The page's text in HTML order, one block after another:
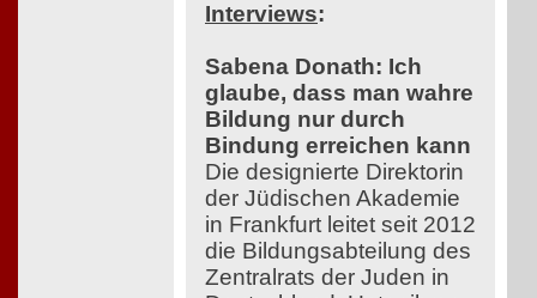
Interviews:
Sabena Donath: Ich
glaube, dass man wahre
Bildung nur durch
Bindung erreichen kann
Die designierte Direktorin
der Jüdischen Akademie
in Frankfurt leitet seit 2012
die Bildungsabteilung des
Zentralrats der Juden in